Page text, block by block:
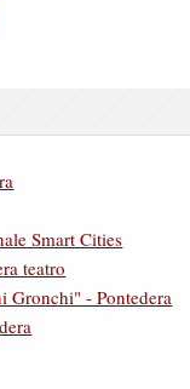
Smart Cities
teatro
Gronchi" - Pontedera